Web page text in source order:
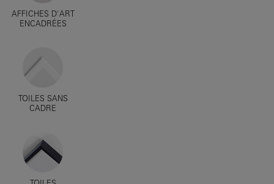
AFFICHES D'ART
ENCADRÉES
TOILES SANS
CADRE